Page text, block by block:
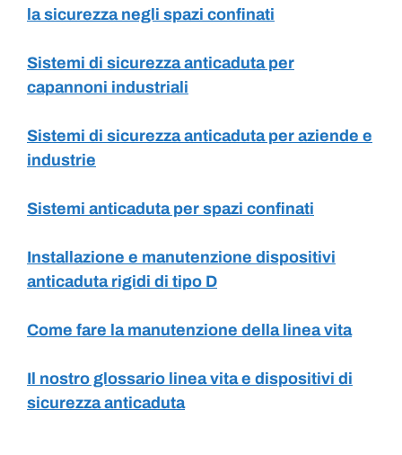
la sicurezza negli spazi confinati
Sistemi di sicurezza anticaduta per
capannoni industriali
Sistemi di sicurezza anticaduta per aziende e
industrie
Sistemi anticaduta per spazi confinati
Installazione e manutenzione dispositivi
anticaduta rigidi di tipo D
Come fare la manutenzione della linea vita
Il nostro glossario linea vita e dispositivi di
sicurezza anticaduta